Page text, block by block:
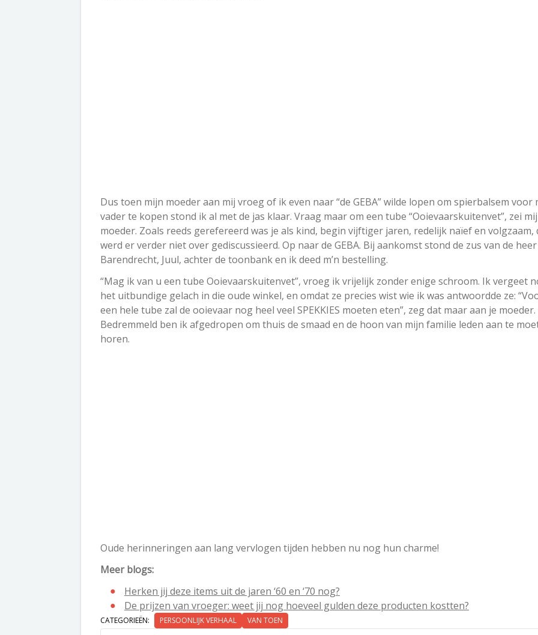
Dus toen mijn moeder aan mij vroeg of ik even naar “de GEBA” wilde lopen om spierbalsem voor
vader te kopen stond ik al met de jas klaar. Vraag maar om een tube “Ooievaarskuitenvet”, zei
moeder. Zoals reeds gerefereerd was je als kind, begin vijftiger jaren, redelijk naïef en volgzaam,
werd er verder niet over gediscussieerd. Op naar de GEBA. Bij aankomst stond de zus van de heer
Barendrecht, Juul, achter de toonbank en ik deed m’n bestelling.
“Mag ik van u een tube Ooievaarskuitenvet”, vroeg ik vrijelijk zonder enige schroom. Ik vergeet
het uitbundige gelach in die oude winkel, en omdat ze precies wist wie ik was antwoordde ze:
een hele tube zal de ooievaar nog heel veel SPEKKIES moeten eten”, zeg dat maar aan je moeder.
Bedremmeld ben ik afgedropen om thuis de smaad en de hoon van mijn familie leden aan te
horen.
Oude herinneringen aan lang vervlogen tijden hebben nu nog hun charme!
Meer blogs:
Herken jij deze items uit de jaren ‘60 en ‘70 nog?
De prijzen van vroeger: weet jij nog hoeveel gulden deze producten kostten?
CATEGORIEËN: PERSOONLIJK VERHAAL VAN TOEN